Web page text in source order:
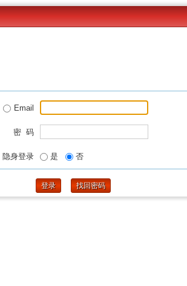
Email
密 码
隐身登录 是 否